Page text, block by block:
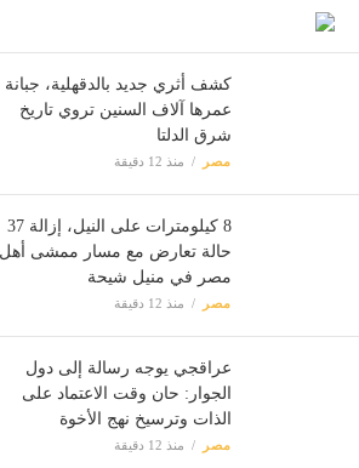
كشف أثري جديد بالدقهلية، جبانة
عمرها آلاف السنين تروي تاريخ
شرق الدلتا
مصر منذ 12 دقيقة
8 كيلومترات على النيل، إزالة 37
حالة تعارض مع مسار ممشى أهل
مصر في منيل شيحة
مصر منذ 12 دقيقة
عراقجي يوجه رسالة إلى دول
الجوار: حان وقت الاعتماد على
الذات وترسيخ نهج الأخوة
مصر منذ 12 دقيقة